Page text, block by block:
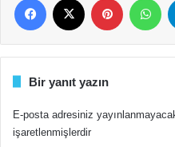
Bir yanıt yazın
E-posta adresiniz
işaretlenmişlerdir